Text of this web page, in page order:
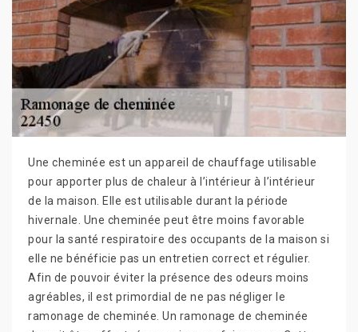
Une cheminée est un appareil de chauffage utilisable
pour apporter plus de chaleur à l’intérieur à l’intérieur
de la maison. Elle est utilisable durant la période
hivernale. Une cheminée peut être moins favorable
pour la santé respiratoire des occupants de la maison si
elle ne bénéficie pas un entretien correct et régulier.
Afin de pouvoir éviter la présence des odeurs moins
agréables, il est primordial de ne pas négliger le
ramonage de cheminée. Un ramonage de cheminée